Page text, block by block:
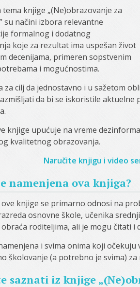
knjige „(Ne)obrazovanje za
su načini izbora relevantne
formalnog i dodatnog
koje za rezultat ima uspešan život
decenijama, primeren sopstvenim
i mogućnostima.
za cilj da jednostavno i u sažetom
da bi se iskoristile
knjige upućuje na vreme
kvalitetnog obrazovanja.
Naručite knjigu i video
namenjena ova knjiga?
knjige se primarno odnosi na
osnovne škole, učenika
roditeljima, ali je mogu čitati i
i svima onima koji
školovanje (a potrebno je svima)
saznati iz knjige